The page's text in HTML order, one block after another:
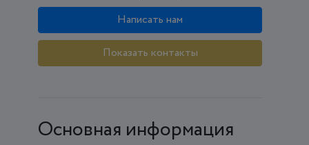
Написать нам
Показать контакты
Основная информация